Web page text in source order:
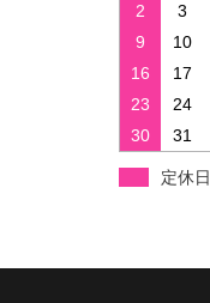
2
3
9
10
16
17
23
24
30
31
定休日